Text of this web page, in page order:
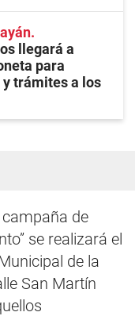
llegará a
para
trámites a los
de
se realizará el
de la
San Martín